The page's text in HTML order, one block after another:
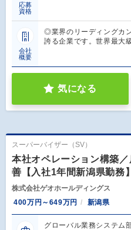
応募
資格
会社
概要
◎業界のリーディングカ
誇る企業です。世界最大
気になる
スーパーバイザー（SV）
本社オペレーション構築
善【入社1年間新潟県勤務】
株式会社ゲオホールディングス
400万円～649万円
新潟県
グローバル業務システム